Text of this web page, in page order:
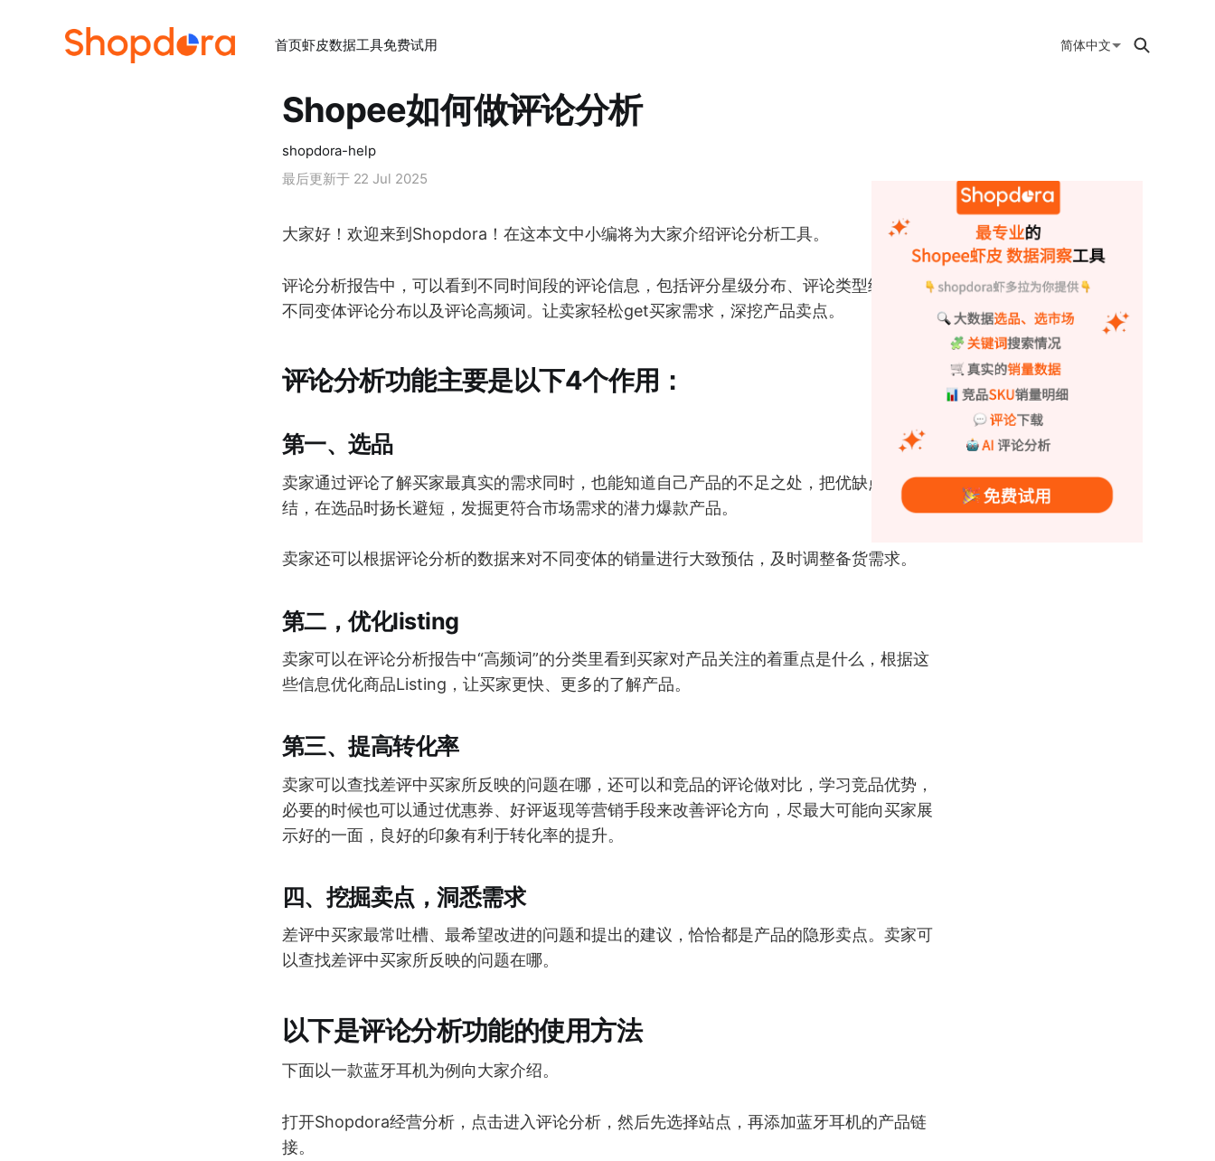
首页虾皮数据工具免费试用 简体中文
Shopee如何做评论分析
shopdora-help
最后更新于 22 Jul 2025
大家好！欢迎来到Shopdora！在这本文中小编将为大家介绍评论分析工具。
评论分析报告中，可以看到不同时间段的评论信息，包括评分星级分布、评论类型统计以及
不同变体评论分布以及评论高频词。让卖家轻松get买家需求，深挖产品卖点。
评论分析功能主要是以下4个作用：
第一、选品
卖家通过评论了解买家最真实的需求同时，也能知道自己产品的不足之处，把优缺点进行总
结，在选品时扬长避短，发掘更符合市场需求的潜力爆款产品。
卖家还可以根据评论分析的数据来对不同变体的销量进行大致预估，及时调整备货需求。
第二，优化listing
卖家可以在评论分析报告中“高频词”的分类里看到买家对产品关注的着重点是什么，根据这
些信息优化商品Listing，让买家更快、更多的了解产品。
第三、提高转化率
卖家可以查找差评中买家所反映的问题在哪，还可以和竞品的评论做对比，学习竞品优势，
必要的时候也可以通过优惠券、好评返现等营销手段来改善评论方向，尽最大可能向买家展
示好的一面，良好的印象有利于转化率的提升。
四、挖掘卖点，洞悉需求
差评中买家最常吐槽、最希望改进的问题和提出的建议，恰恰都是产品的隐形卖点。卖家可
以查找差评中买家所反映的问题在哪。
以下是评论分析功能的使用方法
下面以一款蓝牙耳机为例向大家介绍。
打开Shopdora经营分析，点击进入评论分析，然后先选择站点，再添加蓝牙耳机的产品链
接。